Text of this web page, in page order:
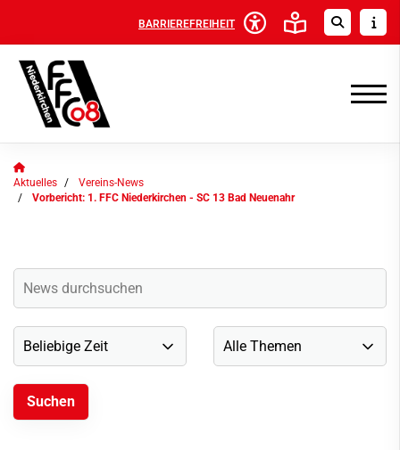
BARRIEREFREIHEIT
Aktuelles
Vereins-News
Vorbericht: 1. FFC Niederkirchen - SC 13 Bad Neuenahr